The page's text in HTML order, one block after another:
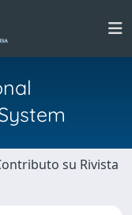
su Rivista